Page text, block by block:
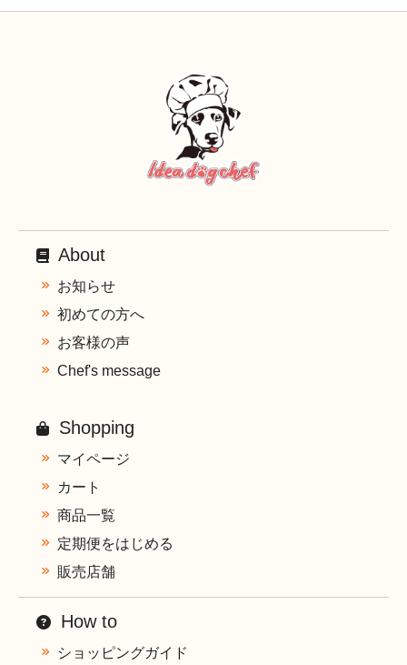
About
お知らせ
初めての方へ
お客様の声
Chef's message
Shopping
マイページ
カート
商品一覧
定期便をはじめる
販売店舗
How to
ショッピングガイド